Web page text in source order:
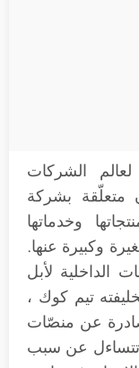
لعالم الشركات
متعلّقة بشركة
وخدماتها
وكبيرة عنها.
الداخلية لأبل
تيم كوك ،
عن منصّات
تتساءل عن سبب